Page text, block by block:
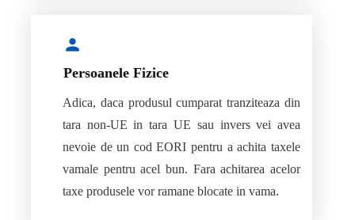
Persoanele Fizice
Adica, daca produsul cumparat tranziteaza din
tara non-UE in tara UE sau invers vei avea
nevoie de un cod EORI pentru a achita taxele
vamale pentru acel bun. Fara achitarea acelor
taxe produsele vor ramane blocate in vama.